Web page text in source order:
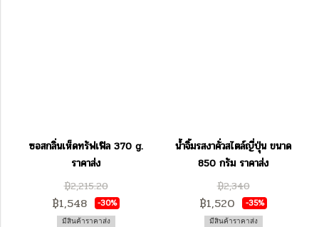
ซอสกลิ่นเห็ดทรัฟเฟิล 370 g.
ราคาส่ง
฿2,215.20
฿1,548 -30%
มีสินค้าราคาส่ง
น้ำจิ้มรสงาคั่วสไตล์ญี่ปุ่น ขนาด
850 กรัม ราคาส่ง
฿2,340
฿1,520 -35%
มีสินค้าราคาส่ง